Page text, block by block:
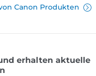
Canon Produkten
erhalten aktuelle